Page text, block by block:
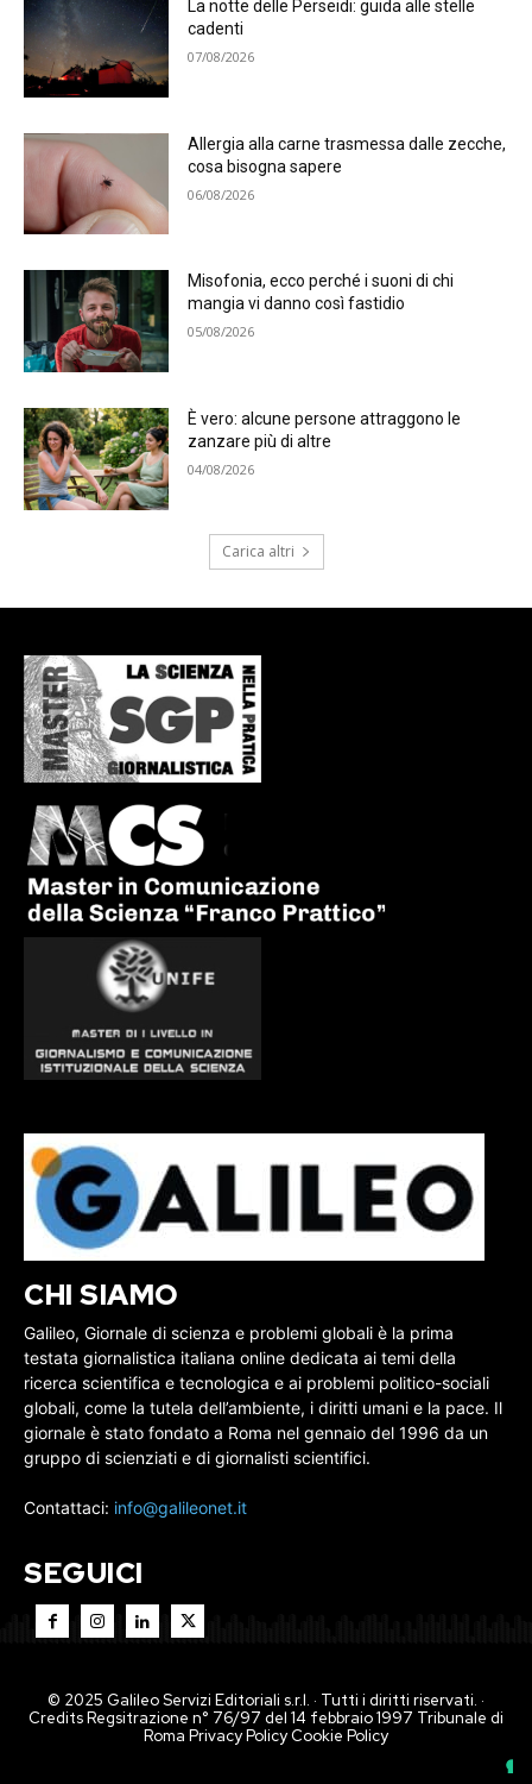
La notte delle Perseidi: guida alle stelle
cadenti
07/08/2026
Allergia alla carne trasmessa dalle zecche,
cosa bisogna sapere
06/08/2026
Misofonia, ecco perché i suoni di chi
mangia vi danno così fastidio
05/08/2026
È vero: alcune persone attraggono le
zanzare più di altre
04/08/2026
Carica altri
CHI SIAMO
Galileo, Giornale di scienza e problemi globali è la prima
testata giornalistica italiana online dedicata ai temi della
ricerca scientifica e tecnologica e ai problemi politico-sociali
globali, come la tutela dell’ambiente, i diritti umani e la pace. Il
giornale è stato fondato a Roma nel gennaio del 1996 da un
gruppo di scienziati e di giornalisti scientifici.
Contattaci: info@galileonet.it
SEGUICI
© 2025 Galileo Servizi Editoriali s.r.l. · Tutti i diritti riservati. ·
Credits Regsitrazione n° 76/97 del 14 febbraio 1997 Tribunale di
Roma Privacy PolicyCookie Policy